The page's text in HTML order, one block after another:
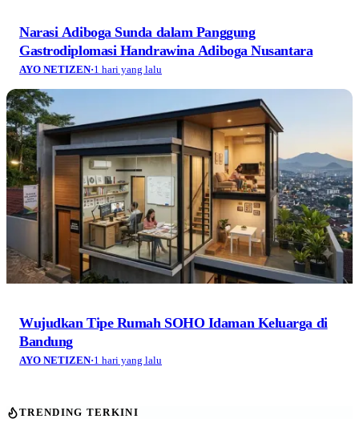
Narasi Adiboga Sunda dalam Panggung
Gastrodiplomasi Handrawina Adiboga Nusantara
AYO NETIZEN·1 hari yang lalu
Wujudkan Tipe Rumah SOHO Idaman Keluarga di
Bandung
AYO NETIZEN·1 hari yang lalu
TRENDING TERKINI